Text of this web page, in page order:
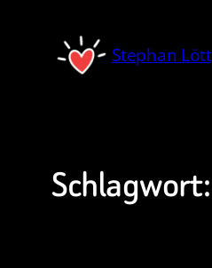
springen
Stephan